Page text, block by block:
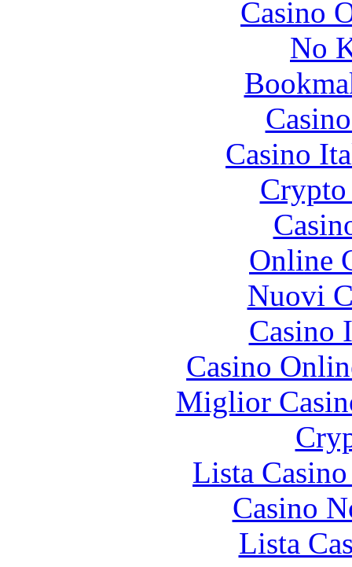
Casino
No
Casino
Online
Nuovi
Casino
Casino
Miglior
Lista
Casino
Lista